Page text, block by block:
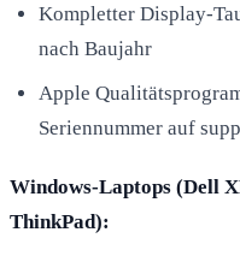
Kompletter Display-
nach Baujahr
Apple
Seriennummer auf
Windows-Laptops (Dell
ThinkPad):